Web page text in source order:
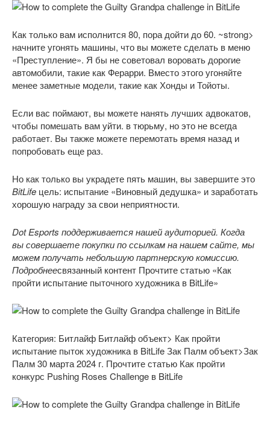
Как только вам исполнится 80, пора дойти до 60. ~strong>
начните угонять машины, что вы можете сделать в меню
«Преступление». Я бы не советовал воровать дорогие
автомобили, такие как Ферарри. Вместо этого угоняйте
менее заметные модели, такие как Хонды и Тойоты.
Если вас поймают, вы можете нанять лучших адвокатов,
чтобы помешать вам уйти. в тюрьму, но это не всегда
работает. Вы также можете перемотать время назад и
попробовать еще раз.
Но как только вы украдете пять машин, вы завершите это
BitLife цель: испытание «Виновный дедушка» и заработать
хорошую награду за свои неприятности.
Dot Esports поддерживается нашей аудиторией. Когда
вы совершаете покупки по ссылкам на нашем сайте, мы
можем получать небольшую партнерскую комиссию.
Подробнеесвязанный контент Прочтите статью «Как
пройти испытание пыточного художника в BitLife»
Категория: Битлайф Битлайф объект> Как пройти
испытание пыток художника в BitLifeЗак Палм объект>Зак
Палм 30 марта 2024 г. Прочтите статью Как пройти
конкурс Pushing Roses Challenge в BitLife